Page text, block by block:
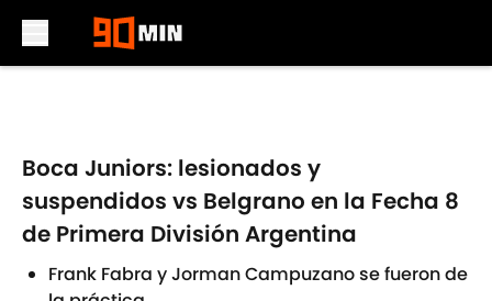
Boca Juniors: lesionados y
suspendidos vs Belgrano en la Fecha 8
de Primera División Argentina
Frank Fabra y Jorman Campuzano se fueron de